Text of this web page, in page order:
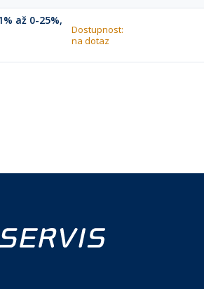
až 0-25%,
Dostupnost:
na dotaz